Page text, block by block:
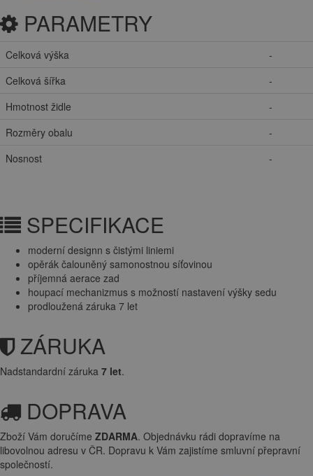
PARAMETRY
Celková výška
-
Celková šířka
-
Hmotnost židle
-
Rozměry obalu
-
Nosnost
-
SPECIFIKACE
moderní designn s čistými liniemi
opěrák čalouněný samonostnou síťovinou
příjemná aerace zad
houpací mechanizmus s možností nastavení výšky sedu
prodloužená záruka 7 let
ZÁRUKA
Nadstandardní záruka 7 let.
DOPRAVA
Zboží Vám doručíme ZDARMA. Objednávku rádi dopravíme na
libovolnou adresu v ČR. Dopravu k Vám zajistíme smluvní přepravní
společností.